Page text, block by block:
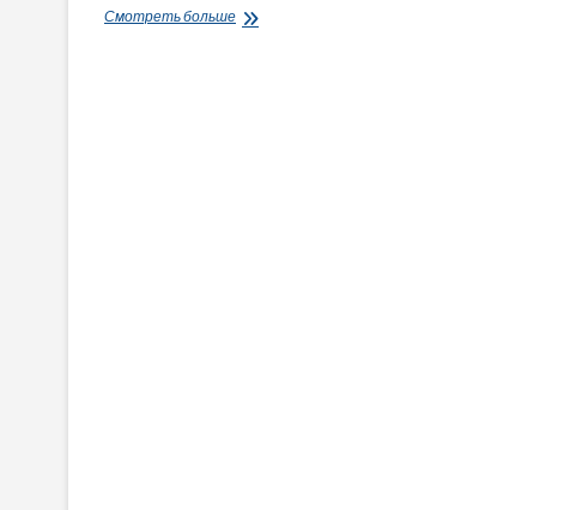
Смотреть большеУкраїнсько-